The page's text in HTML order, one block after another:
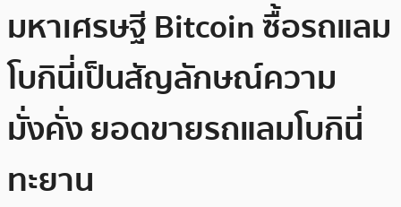
มหาเศรษฐี Bitcoin ซื้อรถแลม
โบกินี่เป็นสัญลักษณ์ความ
มั่งคั่ง ยอดขายรถแลมโบกินี่
ทะยาน